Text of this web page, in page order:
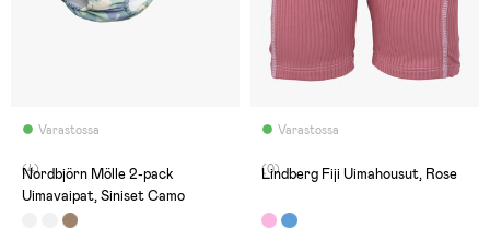
Varastossa
(4)
Nordbjörn Mölle 2-pack
Uimavaipat, Siniset Camo
Varastossa
(0)
Lindberg Fiji Uimahousut, Rose